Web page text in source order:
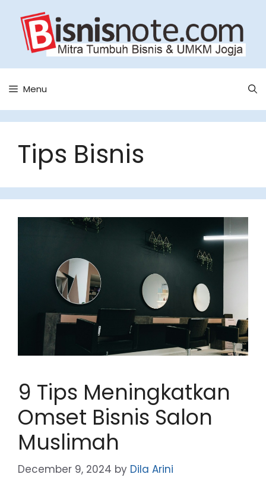
content
Menu
Tips Bisnis
9 Tips Meningkatkan
Omset Bisnis Salon
Muslimah
December 9, 2024 by Dila Arini